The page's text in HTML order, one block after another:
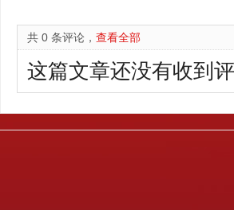
共 0 条评论， 查看全部
这篇文章还没有收到